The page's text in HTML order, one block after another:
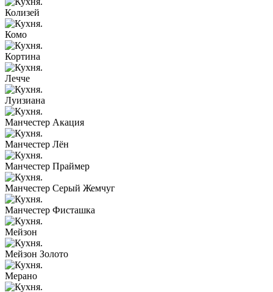
Колизей
Комо
Кортина
Лечче
Луизиана
Манчестер Акация
Манчестер Лён
Манчестер Праймер
Манчестер Серый Жемчуг
Манчестер Фисташка
Мейзон
Мейзон Золото
Мерано